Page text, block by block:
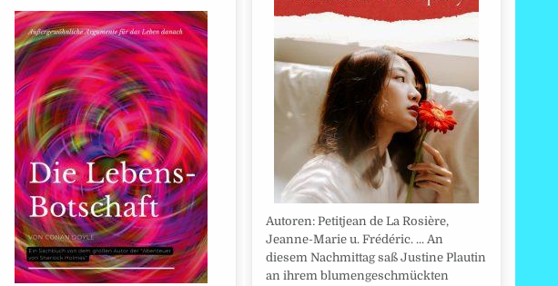
Autoren: Petitjean de La Rosière,
Jeanne-Marie u. Frédéric. ... An
diesem Nachmittag saß Justine Plautin
an ihrem blumengeschmückten